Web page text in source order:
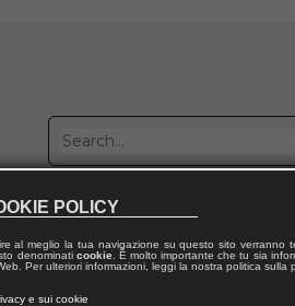
with us
POLICY
al meglio la tua navigazione su questo sito verranno
denominati cookie. È molto importante che tu sia
Per ulteriori informazioni, leggi la nostra politica sulla
e sui cookie